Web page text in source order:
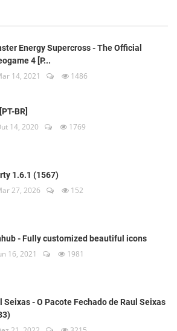
Energy Supercross - The Official
4 [P...
14, 2021 1486
BR]
14, 2020 1769
1.6.1 (1567)
27, 2026 152
- Fully customized beautiful icons
16, 2021 1981
Seixas - O Pacote Fechado de Raul Seixas